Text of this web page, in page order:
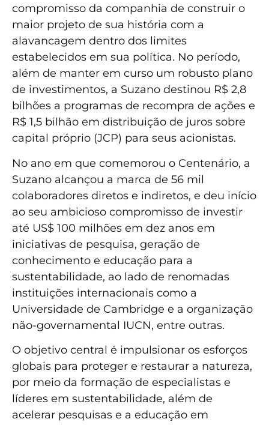
compromisso da companhia de construir o
maior projeto de sua história com a
alavancagem dentro dos limites
estabelecidos em sua política. No período,
além de manter em curso um robusto plano
de investimentos, a Suzano destinou R$ 2,8
bilhões a programas de recompra de ações e
R$ 1,5 bilhão em distribuição de juros sobre
capital próprio (JCP) para seus acionistas.
No ano em que comemorou o Centenário, a
Suzano alcançou a marca de 56 mil
colaboradores diretos e indiretos, e deu início
ao seu ambicioso compromisso de investir
até US$ 100 milhões em dez anos em
iniciativas de pesquisa, geração de
conhecimento e educação para a
sustentabilidade, ao lado de renomadas
instituições internacionais como a
Universidade de Cambridge e a organização
não-governamental IUCN, entre outras.
O objetivo central é impulsionar os esforços
globais para proteger e restaurar a natureza,
por meio da formação de especialistas e
líderes em sustentabilidade, além de
acelerar pesquisas e a educação em